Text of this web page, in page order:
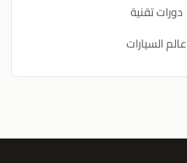
دورات تقنية
عالم السيارات